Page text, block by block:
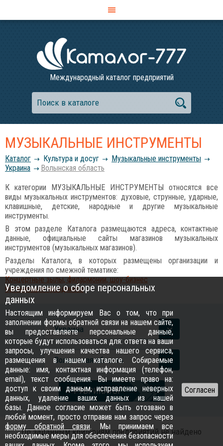
Международный каталог предприятий
МУЗЫКАЛЬНЫЕ ИНСТРУМЕНТЫ
Каталог Культура и досуг
Музыкальные инструменты
Украина
Волынская область
К категории МУЗЫКАЛЬНЫЕ ИНСТРУМЕНТЫ относятся все
виды музыкальных инструментов: духовые, струнные, ударные,
клавишные, детские, народные и другие музыкальные
инструменты.
В этом разделе Каталога размещаются адреса, контактные
данные, официальные сайты магазинов музыкальных
инструментов (музыкальных магазинов).
Разделы Каталога, в которых размещены организации и
учреждения по смежной тематике:
Концертные зылы, филармонии, шоу-бизнес
Организация праздников
Украина
Волынская область
РУБРИКАТОР
По заданным критериям предприятий не найдено
Уведомление о сборе персональных
данных
Настоящим информируем Вас о том, что при
заполнении формы обратной связи на нашем сайте,
вы предоставляете персональные данные,
которые будут использоваться для: ответа на ваши
запросы, улучшения качества нашего сервиса,
размещения в нашем каталоге. Собираемые
данные: имя, контактная информация (телефон,
email), текст сообщения. Вы имеете право на:
доступ к своим данным, исправление неверных
данных, удаление ваших данных из нашей
базы. Данное согласие может быть отозвано в
любой момент, просто отправив нам запрос через
форму обратной связи. Мы принимаем все
необходимые меры для обеспечения безопасности